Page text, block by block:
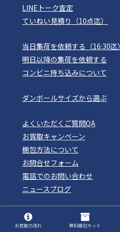
LINEトーク査定
ていねい見積り（10点迄）
当日集荷を依頼する（16:30迄）
明日以降の集荷を依頼する
コンビニ持ち込みについて
ダンボールサイズから選ぶ
よくいただくご質問QA
お買取キャンペーン
梱包方法について
お問合せフォーム
電話でのお問い合わせ
ニュースブログ
姉妹サイト
お買取の流れ 無料梱包キット